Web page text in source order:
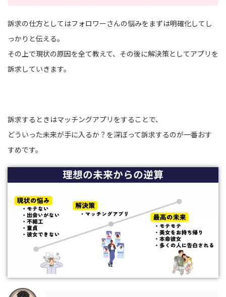
訴求の仕方としてはフォロワーさんの悩みをまずは明確化してし
っかりと伝える。
その上で現状の原因を全て教えて、その後に解決策としてアプリを
訴求していきます。
訴求するときはマッチングアプリをすることで、
どういった未来が手に入るか？を深ぼって訴求するのが一番おす
すめです。